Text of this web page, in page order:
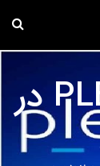
آموزش نصب PLESK در